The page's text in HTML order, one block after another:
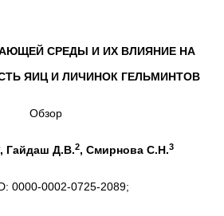
СРЕДЫ И ИХ ВЛИЯНИЕ НА
ЯИЦ И ЛИЧИНОК ГЕЛЬМИНТОВ
Обзор
Гайдаш Д.В.2, Смирнова С.Н.3
0000-0002-0725-2089;